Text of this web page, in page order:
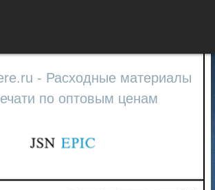
- Расходные материалы
по оптовым ценам